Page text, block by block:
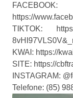
FACEBOOK:
https://
TIKTOK:
KWAI: https://
SITE: https://
INSTAGRAM:
Telefone: (85)